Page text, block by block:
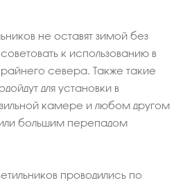
не оставят зимой без
к использованию в
севера. Также такие
для установки в
камере и любом другом
большим перепадом
проводились по